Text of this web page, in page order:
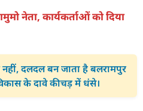
नेता, कार्यकर्ताओं को दिया
दलदल बन जाता है बलरामपुर
के दावे कीचड़ में धंसे।